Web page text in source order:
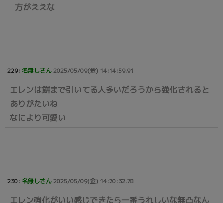
方がええな
229: 名無しさん2025/05/09(金) 14:14:59.91
エレンは餅まで引いてる人多いだろうから強化されると
ありがたいね
なにより可愛い
230: 名無しさん2025/05/09(金) 14:20:32.78
エレン強化がいい感じできたら一番うれしいな無凸なん